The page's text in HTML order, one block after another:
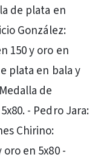
de plata en
González:
150 y oro en
plata en bala y
de
- Pedro Jara:
Chirino:
en 5x80 -